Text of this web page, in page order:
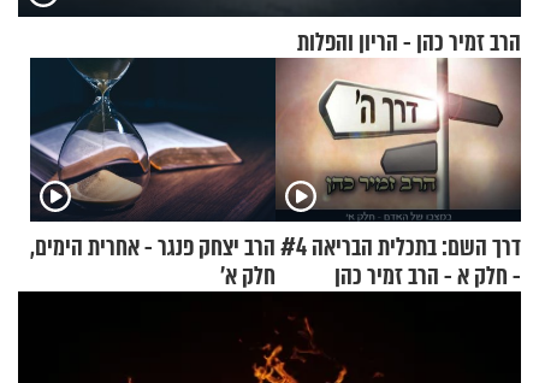
הרב זמיר כהן - הריון והפלות
דרך השם: בתכלית הבריאה #4
- חלק א - הרב זמיר כהן
הרב יצחק פנגר - אחרית הימים,
חלק א’